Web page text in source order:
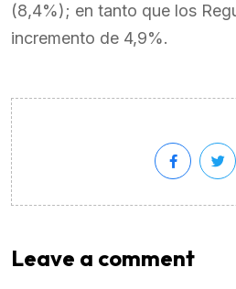
(8,4%); en tanto que los
incremento de 4,9%.
Leave a comment